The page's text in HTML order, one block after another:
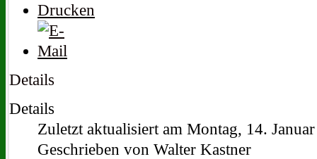
Details
Details
Zuletzt aktualisiert am Montag, 14.
Geschrieben von Walter Kastner